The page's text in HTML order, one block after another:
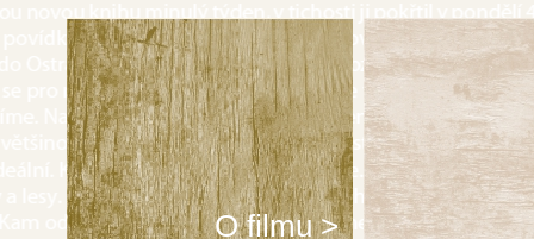
O filmu >